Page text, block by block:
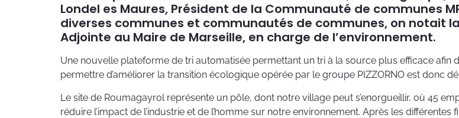
Londel es Maures, Président de la Communauté de communes
diverses communes et communautés de communes, on notait
Adjointe au Maire de Marseille, en charge de l’environnement.
Une nouvelle plateforme de tri automatisée permettant un tri à la source plus efficace
permettre d’améliorer la transition écologique opérée par le groupe PIZZORNO est donc
Le site de Roumagayrol représente un pôle, dont notre village peut s’enorgueillir, où 45
réduire l’impact de l’industrie et de l’homme sur notre environnement. Après les